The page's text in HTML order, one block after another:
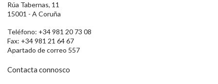
Rúa Tabernas, 11
15001 - A Coruña
Teléfono: +34 981 20 73 08
Fax: +34 981 21 64 67
Apartado de correo 557
Contacta connosco